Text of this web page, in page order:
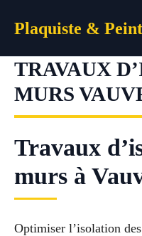
Plaquiste &
TRAVAUX
MURS
Travaux
murs à
Optimiser l’isolation